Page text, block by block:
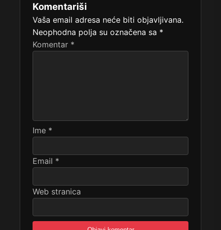
Komentariši
Vaša email adresa neće biti objavljivana.
Neophodna polja su označena sa *
Komentar *
Ime *
Email *
Web stranica